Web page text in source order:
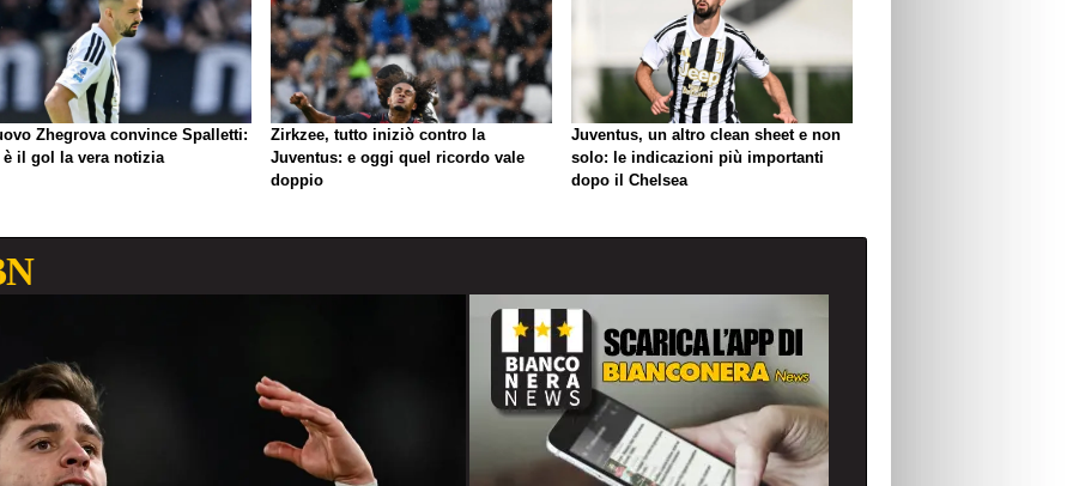
Zhegrova convince Spalletti:
è il gol la vera notizia
Zirkzee, tutto iniziò contro la
Juventus: e oggi quel ricordo vale
doppio
Juventus, un altro clean sheet e non
solo: le indicazioni più importanti
dopo il Chelsea